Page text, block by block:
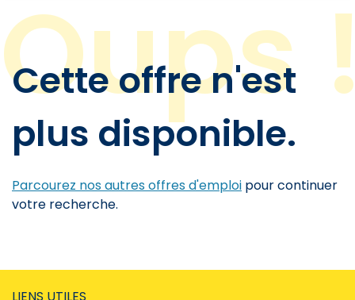
Cette offre n'est
plus disponible.
Parcourez nos autres offres d'emploi pour continuer
votre recherche.